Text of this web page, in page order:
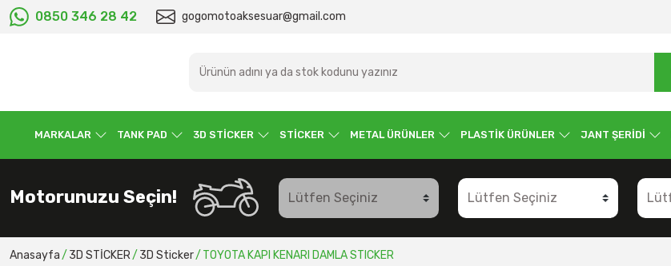
0850 346 28 42 gogomotoaksesuar@gmail.com
MARKALAR TANK PAD 3D STİCKER STİCKER METAL ÜRÜNLER PLASTİK ÜRÜNLER JANT ŞERİDİ
Motorunuzu Seçin!
Anasayfa 3D STİCKER 3D Sticker TOYOTA KAPI KENARI DAMLA STICKER